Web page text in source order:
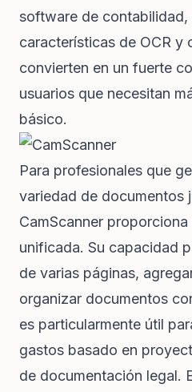
software de contabilidad,
características de OCR y
convierten en un fuerte
usuarios que necesitan
básico.
Para profesionales que
variedad de documentos
CamScanner
unificada. Su capacidad
de varias páginas,
organizar documentos
es particularmente útil
gastos basado en
de documentación legal.